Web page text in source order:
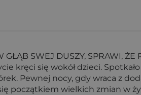
SWEJ DUSZY, SPRAWI,
kręci się wokół dzieci.
Pewnej nocy, gdy wraca z
wielkich zmian w